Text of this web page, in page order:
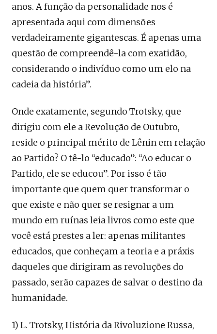
anos. A função da personalidade nos é
apresentada aqui com dimensões
verdadeiramente gigantescas. É apenas uma
questão de compreendê-la com exatidão,
considerando o indivíduo como um elo na
cadeia da história”.
Onde exatamente, segundo Trotsky, que
dirigiu com ele a Revolução de Outubro,
reside o principal mérito de Lênin em relação
ao Partido? O tê-lo “educado”: ​​“Ao educar o
Partido, ele se educou”. Por isso é tão
importante que quem quer transformar o
que existe e não quer se resignar a um
mundo em ruínas leia livros como este que
você está prestes a ler: apenas militantes
educados, que conheçam a teoria e a práxis
daqueles que dirigiram as revoluções do
passado, serão capazes de salvar o destino da
humanidade.
1) L. Trotsky, História da Rivoluzione Russa,